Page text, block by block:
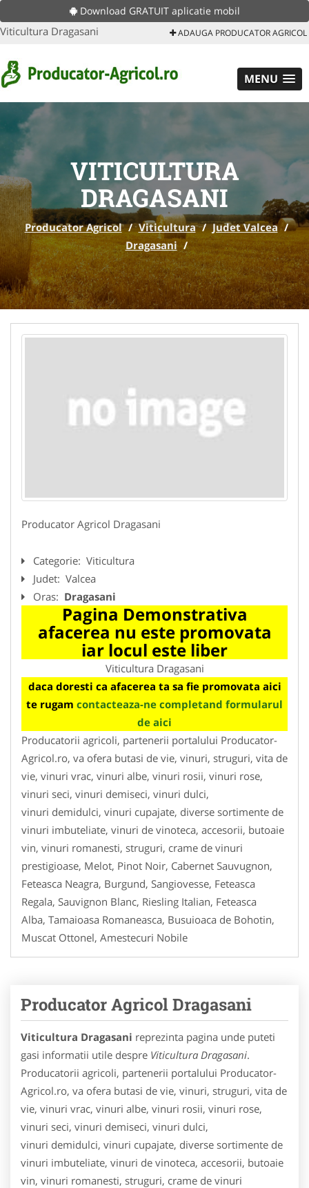
Download GRATUIT aplicatie mobil
Viticultura Dragasani ADAUGA PRODUCATOR AGRICOL
MENU
VITICULTURA
DRAGASANI
Producator Agricol / Viticultura / Judet Valcea /
Dragasani /
Producator Agricol Dragasani
Categorie: Viticultura
Judet: Valcea
Oras: Dragasani
Pagina Demonstrativa
afacerea nu este promovata
iar locul este liber
Viticultura Dragasani
daca doresti ca afacerea ta sa fie promovata aici
te rugam contacteaza-ne completand formularul
de aici
Producatorii agricoli, partenerii portalului Producator-
Agricol.ro, va ofera butasi de vie, vinuri, struguri, vita de
vie, vinuri vrac, vinuri albe, vinuri rosii, vinuri rose,
vinuri seci, vinuri demiseci, vinuri dulci,
vinuri demidulci, vinuri cupajate, diverse sortimente de
vinuri imbuteliate, vinuri de vinoteca, accesorii, butoaie
vin, vinuri romanesti, struguri, crame de vinuri
prestigioase, Melot, Pinot Noir, Cabernet Sauvugnon,
Feteasca Neagra, Burgund, Sangiovesse, Feteasca
Regala, Sauvignon Blanc, Riesling Italian, Feteasca
Alba, Tamaioasa Romaneasca, Busuioaca de Bohotin,
Muscat Ottonel, Amestecuri Nobile
Producator Agricol Dragasani
Viticultura Dragasani reprezinta pagina unde puteti
gasi informatii utile despre Viticultura Dragasani.
Producatorii agricoli, partenerii portalului Producator-
Agricol.ro, va ofera butasi de vie, vinuri, struguri, vita de
vie, vinuri vrac, vinuri albe, vinuri rosii, vinuri rose,
vinuri seci, vinuri demiseci, vinuri dulci,
vinuri demidulci, vinuri cupajate, diverse sortimente de
vinuri imbuteliate, vinuri de vinoteca, accesorii, butoaie
vin, vinuri romanesti, struguri, crame de vinuri